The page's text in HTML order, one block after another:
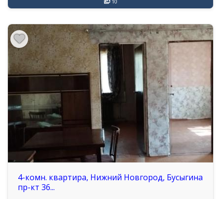
4-комн. квартира, Нижний Новгород, Бусыгина
пр-кт 36...